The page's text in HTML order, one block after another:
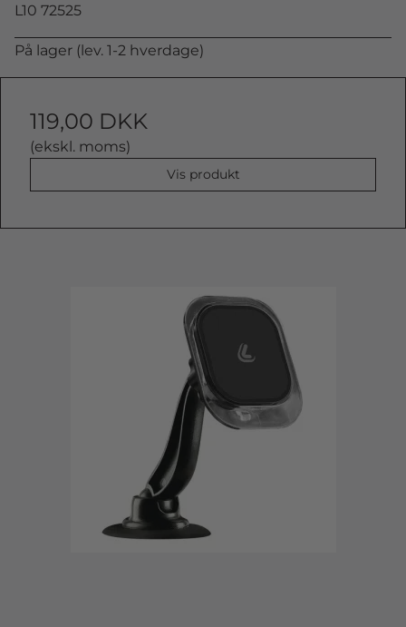
L10 72525
På lager (lev. 1-2 hverdage)
119,00 DKK
(ekskl. moms)
Vis produkt